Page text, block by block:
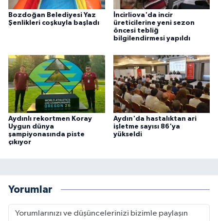
Bozdoğan Belediyesi Yaz
Şenlikleri coşkuyla başladı
İncirliova'da incir
üreticilerine yeni sezon
öncesi tebliğ
bilgilendirmesi yapıldı
Aydınlı rekortmen Koray
Uygun dünya
şampiyonasında piste
çıkıyor
Aydın'da hastalıktan ari
işletme sayısı 86'ya
yükseldi
Yorumlar